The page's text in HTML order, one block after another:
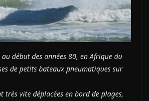
au début des années 80, en Afrique du
de petits bateaux pneumatiques sur
très vite déplacées en bord de plages,